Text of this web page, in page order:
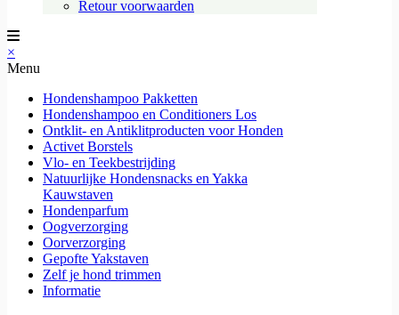
Retour voorwaarden
×
Menu
Hondenshampoo Pakketten
Hondenshampoo en Conditioners Los
Ontklit- en Antiklitproducten voor Honden
Activet Borstels
Vlo- en Teekbestrijding
Natuurlijke Hondensnacks en Yakka
Kauwstaven
Hondenparfum
Oogverzorging
Oorverzorging
Gepofte Yakstaven
Zelf je hond trimmen
Informatie